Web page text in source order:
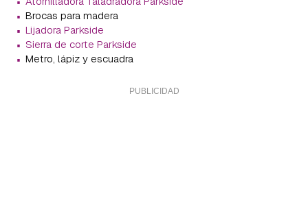
· Brocas para madera
· Lijadora Parkside
· Sierra de corte Parkside
· Metro, lápiz y escuadra